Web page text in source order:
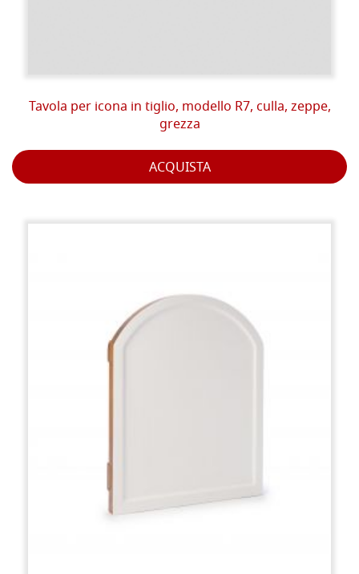
Tavola per icona in tiglio, modello R7, culla, zeppe,
grezza
ACQUISTA